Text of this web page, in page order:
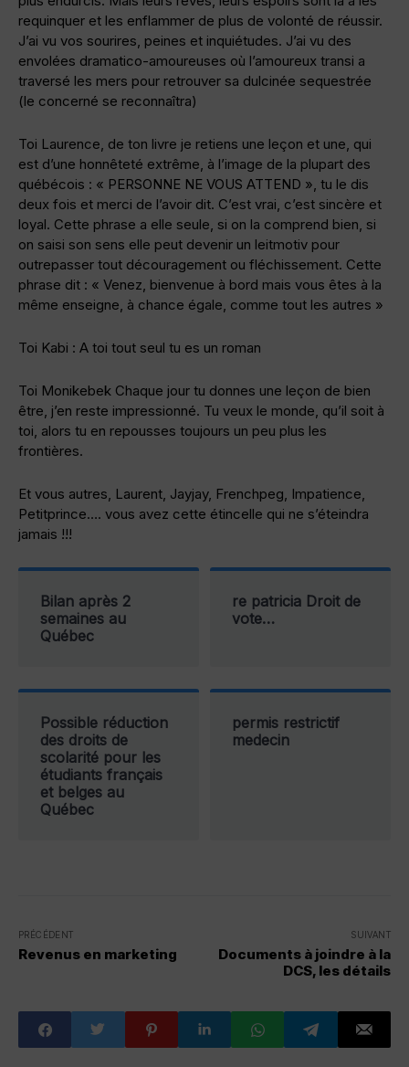
requinquer et les enflammer de plus de volonté de réussir.
J’ai vu vos sourires, peines et inquiétudes. J’ai vu des
envolées dramatico-amoureuses où l’amoureux transi a
traversé les mers pour retrouver sa dulcinée sequestrée
(le concerné se reconnaîtra)
Toi Laurence, de ton livre je retiens une leçon et une, qui
est d’une honnêteté extrême, à l’image de la plupart des
québécois : « PERSONNE NE VOUS ATTEND », tu le dis
deux fois et merci de l’avoir dit. C’est vrai, c’est sincère et
loyal. Cette phrase a elle seule, si on la comprend bien, si
on saisi son sens elle peut devenir un leitmotiv pour
outrepasser tout découragement ou fléchissement. Cette
phrase dit : « Venez, bienvenue à bord mais vous êtes à la
même enseigne, à chance égale, comme tout les autres »
Toi Kabi : A toi tout seul tu es un roman
Toi Monikebek Chaque jour tu donnes une leçon de bien
être, j’en reste impressionné. Tu veux le monde, qu’il soit à
toi, alors tu en repousses toujours un peu plus les
frontières.
Et vous autres, Laurent, Jayjay, Frenchpeg, Impatience,
Petitprince…. vous avez cette étincelle qui ne s’éteindra
jamais !!!
Bilan après 2
semaines au
Québec
re patricia Droit de
vote…
Possible réduction
des droits de
scolarité pour les
étudiants français
et belges au
Québec
permis restrictif
medecin
PRÉCÉDENT
Revenus en marketing
SUIVANT
Documents à joindre à la
DCS, les détails